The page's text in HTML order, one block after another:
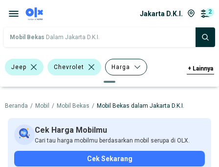
Jakarta D.K.I. 2
Mobil Bekas Dalam Jakarta D.K.I.
Jeep Chevrolet Harga
Merek Dan Model Tahun
Tipe Bodi Tipe Membership
+ Lainnya
Beranda / Mobil / Mobil Bekas / Mobil Bekas dalam Jakarta D.K.I.
Cek Harga Mobilmu
Cari tau harga mobilmu berdasarkan mobil serupa di OLX.
Cek Sekarang